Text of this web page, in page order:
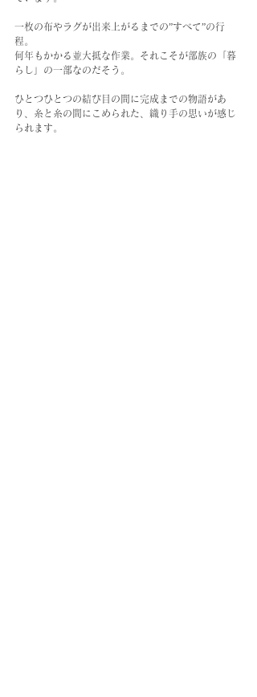
一枚の布やラグが出来上がるまでの”すべて”の行
程。
何年もかかる並大抵な作業。それこそが部族の「暮
らし」の一部なのだそう。
ひとつひとつの結び目の間に完成までの物語があ
り、糸と糸の間にこめられた、織り手の思いが感じ
られます。